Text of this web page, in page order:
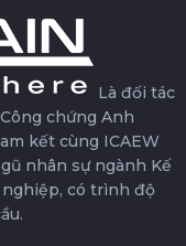
Là đối tác
chứng Anh
kết cùng ICAEW
nhân sự ngành Kế
có trình độ